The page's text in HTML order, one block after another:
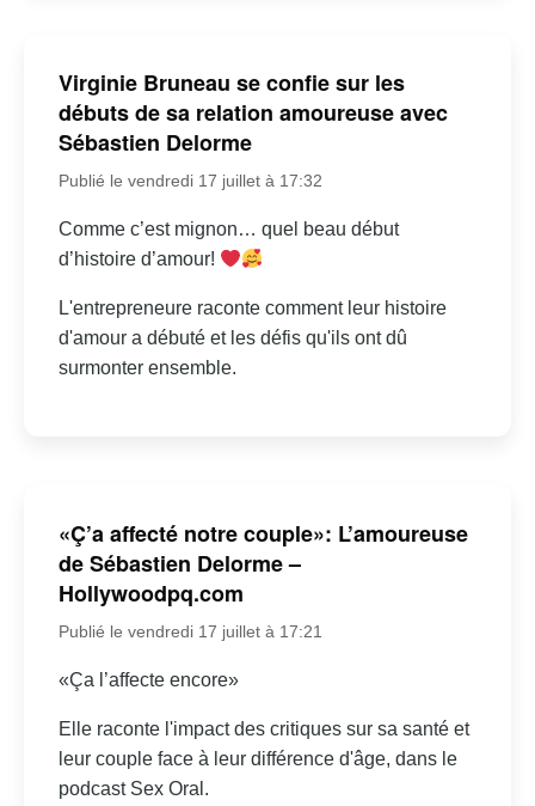
Virginie Bruneau se confie sur les
débuts de sa relation amoureuse avec
Sébastien Delorme
Publié le vendredi 17 juillet à 17:32
Comme c’est mignon… quel beau début
d’histoire d’amour!
L'entrepreneure raconte comment leur histoire
d'amour a débuté et les défis qu'ils ont dû
surmonter ensemble.
«Ç’a affecté notre couple»: L’amoureuse
de Sébastien Delorme –
Hollywoodpq.com
Publié le vendredi 17 juillet à 17:21
«Ça l’affecte encore»
Elle raconte l'impact des critiques sur sa santé et
leur couple face à leur différence d'âge, dans le
podcast Sex Oral.